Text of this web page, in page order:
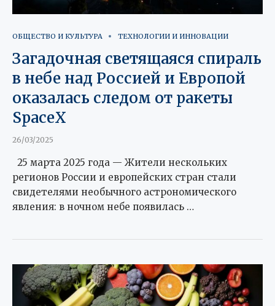
ОБЩЕСТВО И КУЛЬТУРА ТЕХНОЛОГИИ И ИННОВАЦИИ
Загадочная светящаяся спираль
в небе над Россией и Европой
оказалась следом от ракеты
SpaceX
26/03/2025
25 марта 2025 года — Жители нескольких
регионов России и европейских стран стали
свидетелями необычного астрономического
явления: в ночном небе появилась …